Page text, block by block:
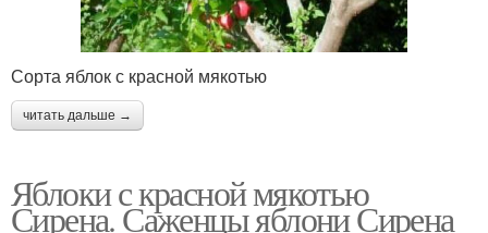
Сорта яблок с красной мякотью
читать дальше →
Яблоки с красной мякотью
Сирена. Саженцы яблони Сирена